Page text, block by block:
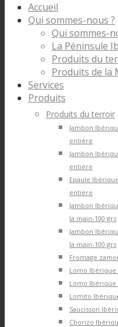
Accueil
Qui sommes-nous ?
Qui sommes-
La Péninsule
Produits du
Produits de la
Services
Produits
Produits du terroir
Jambon
entière
Jambon
entière
Epaule
entière
Jambon
la main-100 grs
Jambon
la main-100 grs
Fromage
Lomo Ibérique
Lomo Ibérique
Lomito
Saucisson
Chorizo